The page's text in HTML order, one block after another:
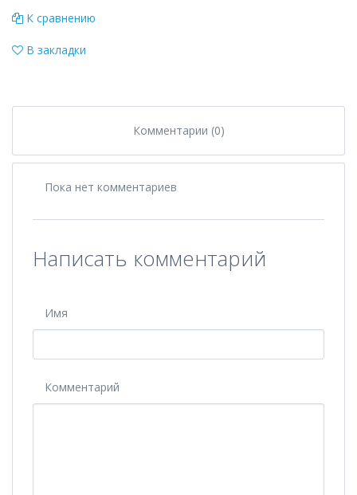
К сравнению
В закладки
Комментарии (0)
Пока нет комментариев
Написать комментарий
Имя
Комментарий